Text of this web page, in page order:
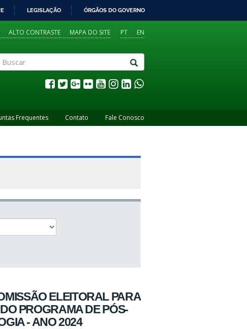
LEGISLAÇÃO ÓRGÃOS DO GOVERNO
PT EN
ALTO CONTRASTE MAPA DO SITE
Frequentes Contato Fale Conosco
ELEITORAL PARA
PROGRAMA DE PÓS-
- ANO 2024